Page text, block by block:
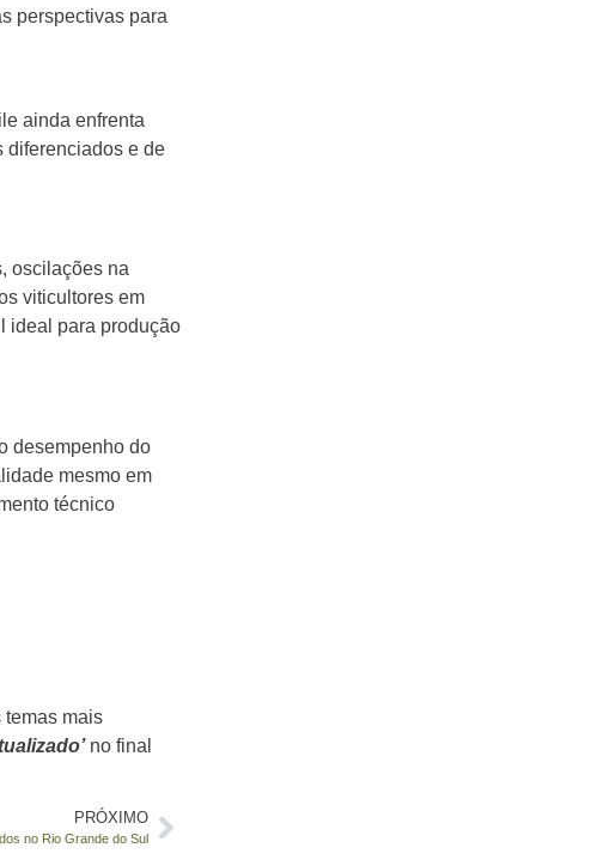
perspectivas para
ainda enfrenta
diferenciados e de
oscilações na
viticultores em
ideal para produção
desempenho do
mesmo em
técnico
temas mais
no final
PRÓXIMO
no Rio Grande do Sul